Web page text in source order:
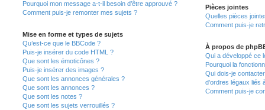
Pourquoi mon message a-t-il besoin d’être approuvé ?
Comment puis-je remonter mes sujets ?
Mise en forme et types de sujets
Qu’est-ce que le BBCode ?
Puis-je insérer du code HTML ?
Que sont les émoticônes ?
Puis-je insérer des images ?
Que sont les annonces générales ?
Que sont les annonces ?
Que sont les notes ?
Que sont les sujets verrouillés ?
Pièces jointes
Quelles pièces
Comment puis-je
À propos de
Qui a développé ce
Pourquoi la
Qui dois-je
d’ordres légaux liés
Comment puis-je